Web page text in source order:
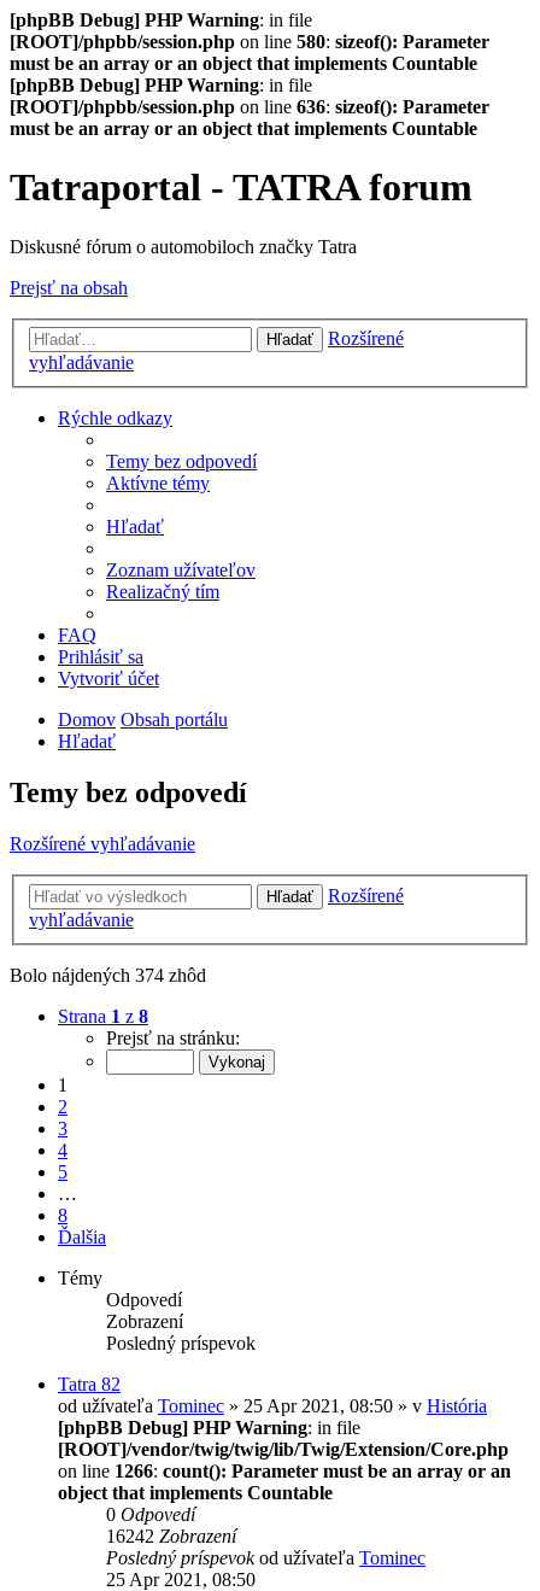
[phpBB Debug] PHP Warning: in file
[ROOT]/phpbb/session.php on line 580: sizeof(): Parameter
must be an array or an object that implements Countable
[phpBB Debug] PHP Warning: in file
[ROOT]/phpbb/session.php on line 636: sizeof(): Parameter
must be an array or an object that implements Countable
Tatraportal - TATRA forum
Diskusné fórum o automobiloch značky Tatra
Prejsť na obsah
Hľadať
Rozšírené
vyhľadávanie
Rýchle odkazy
Temy bez odpovedí
Aktívne témy
Hľadať
Zoznam užívateľov
Realizačný tím
FAQ
Prihlásiť sa
Vytvoriť účet
Domov Obsah portálu
Hľadať
Temy bez odpovedí
Rozšírené vyhľadávanie
Hľadať
Rozšírené
vyhľadávanie
Bolo nájdených 374 zhôd
Strana 1 z 8
Prejsť na stránku:
1
2
3
4
5
…
8
Ďalšia
Témy
Odpovedí
Zobrazení
Posledný príspevok
Tatra 82
od užívateľa Tominec » 25 Apr 2021, 08:50 » v História
[phpBB Debug] PHP Warning: in file
[ROOT]/vendor/twig/twig/lib/Twig/Extension/Core.php
on line 1266: count(): Parameter must be an array or an
object that implements Countable
0 Odpovedí
16242 Zobrazení
Posledný príspevokod užívateľa Tominec
25 Apr 2021, 08:50